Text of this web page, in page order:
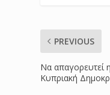
PREVIOUS
Να απαγορευτεί
Κυπριακή